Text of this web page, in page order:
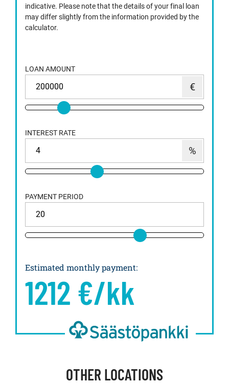
indicative. Please note that the details of your final loan
may differ slightly from the information provided by the
calculator.
LOAN AMOUNT
INTEREST RATE
PAYMENT PERIOD
Estimated monthly payment:
1212 €/kk
OTHER LOCATIONS